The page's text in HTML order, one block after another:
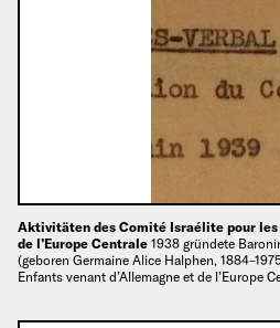
Aktivitäten des Comité Israélite pour les
de l’Europe Centrale 1938 gründete
(geboren Germaine Alice Halphen,
Enfants venant d’Allemagne et de l’Europe